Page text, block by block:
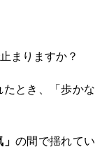
まりますか？
とき、「歩かな
」の間で揺れてい